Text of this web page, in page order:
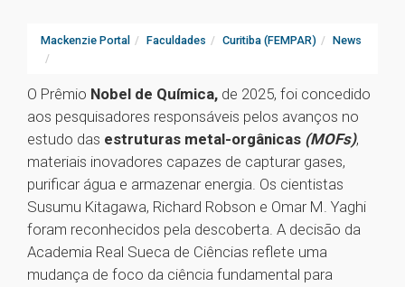
Mackenzie Portal Faculdades Curitiba (FEMPAR) News
O Prêmio Nobel de Química, de 2025, foi concedido
aos pesquisadores responsáveis pelos avanços no
estudo das estruturas metal-orgânicas (MOFs),
materiais inovadores capazes de capturar gases,
purificar água e armazenar energia. Os cientistas
Susumu Kitagawa, Richard Robson e Omar M. Yaghi
foram reconhecidos pela descoberta. A decisão da
Academia Real Sueca de Ciências reflete uma
mudança de foco da ciência fundamental para